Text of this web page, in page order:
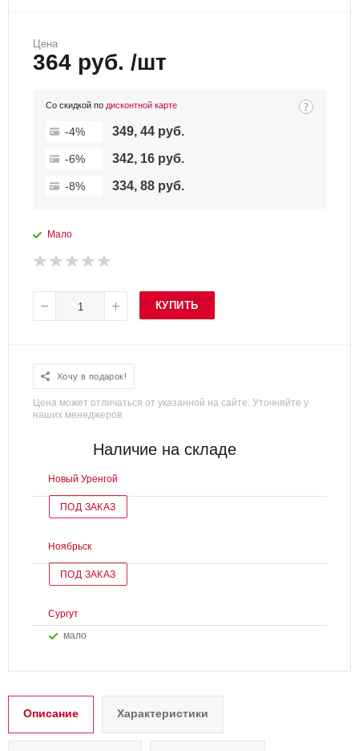
Цена
364 руб. /шт
Со скидкой по дисконтной карте
-4% 349, 44 руб.
-6% 342, 16 руб.
-8% 334, 88 руб.
Мало
КУПИТЬ
Хочу в подарок!
Цена может отличаться от указанной на сайте. Уточняйте у
наших менеджеров
Наличие на складе
Новый Уренгой
ПОД ЗАКАЗ
Ноябрьск
ПОД ЗАКАЗ
Сургут
Мало
Описание Характеристики